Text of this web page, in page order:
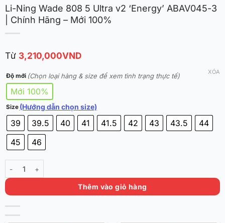
Li-Ning Wade 808 5 Ultra v2 ‘Energy’ ABAV045-3
| Chính Hãng – Mới 100%
Từ 3,210,000VND
Độ mới (Chọn loại hàng & size để xem tình trạng thực tế)
Mới 100%
Size (Hướng dẫn chọn size)
39 39.5 40 41 41.5 42 43 43.5
44
45
46
XÓA
Li-Ning Wade 808 5 Ultra v2 'Energy' ABAV045-3 | Chính Hãng -
Thêm vào giỏ hàng